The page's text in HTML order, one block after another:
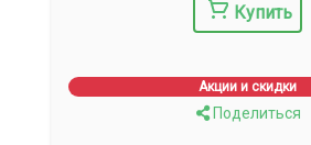
Купить
Акции и скидки
Поделиться